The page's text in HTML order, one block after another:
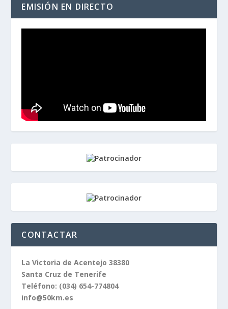
EMISIÓN EN DIRECTO
CONTACTAR
La Victoria de Acentejo 38380
Santa Cruz de Tenerife
Teléfono: (034) 654-774804
info@50km.es